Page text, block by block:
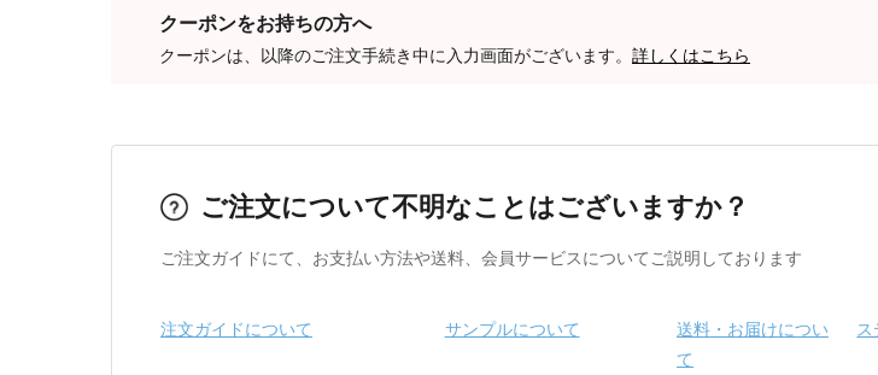
クーポンをお持ちの方へ
クーポンは、以降のご注文手続き中に入力画面がございます。 詳しくはこちら
ご注文について不明なことはございますか？
ご注文ガイドにて、お支払い方法や送料、会員サービスについてご説明しております
注文ガイドについて サンプルについて
送料・お届けについ
て